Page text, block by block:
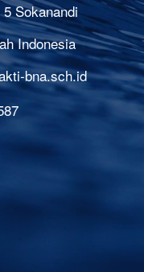
Sokanandi
Indonesia
bna.sch.id